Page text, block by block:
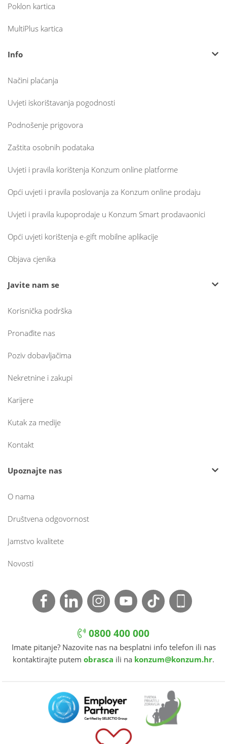
Poklon kartica
MultiPlus kartica
Info
Načini plaćanja
Uvjeti iskorištavanja pogodnosti
Podnošenje prigovora
Zaštita osobnih podataka
Uvjeti i pravila korištenja Konzum online platforme
Opći uvjeti i pravila poslovanja za Konzum online prodaju
Uvjeti i pravila kupoprodaje u Konzum Smart prodavaonici
Opći uvjeti korištenja e-gift mobilne aplikacije
Objava cjenika
Javite nam se
Korisnička podrška
Pronađite nas
Poziv dobavljačima
Nekretnine i zakupi
Karijere
Kutak za medije
Kontakt
Upoznajte nas
O nama
Društvena odgovornost
Jamstvo kvalitete
Novosti
0800 400 000
Imate pitanje? Nazovite nas na besplatni info telefon ili nas
kontaktirajte putem obrasca ili na konzum@konzum.hr.